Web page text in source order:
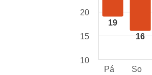
19
16
20
15
10
Pá
So